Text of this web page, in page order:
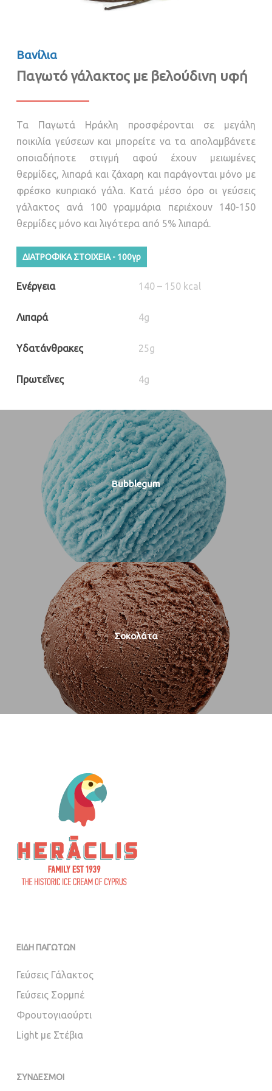
Βανίλια
Παγωτό γάλακτος με βελούδινη υφή
Τα Παγωτά Ηράκλη προσφέρονται σε μεγάλη
ποικιλία γεύσεων και μπορείτε να τα απολαμβάνετε
οποιαδήποτε στιγμή αφού έχουν μειωμένες
θερμίδες, λιπαρά και ζάχαρη και παράγονται μόνο με
φρέσκο κυπριακό γάλα. Κατά μέσο όρο οι γεύσεις
γάλακτος ανά 100 γραμμάρια περιέχουν 140-150
θερμίδες μόνο και λιγότερα από 5% λιπαρά.
ΔΙΑΤΡΟΦΙΚΑ ΣΤΟΙΧΕΙΑ - 100γρ
Ενέργεια 140 – 150 kcal
Λιπαρά 4g
Υδατάνθρακες 25g
Πρωτεΐνες 4g
Bubblegum
Σοκολάτα
ΕΙΔΗ ΠΑΓΩΤΩΝ
Γεύσεις Γάλακτος
Γεύσεις Σορμπέ
Φρουτογιαούρτι
Light με Στέβια
ΣΥΝΔΕΣΜΟΙ